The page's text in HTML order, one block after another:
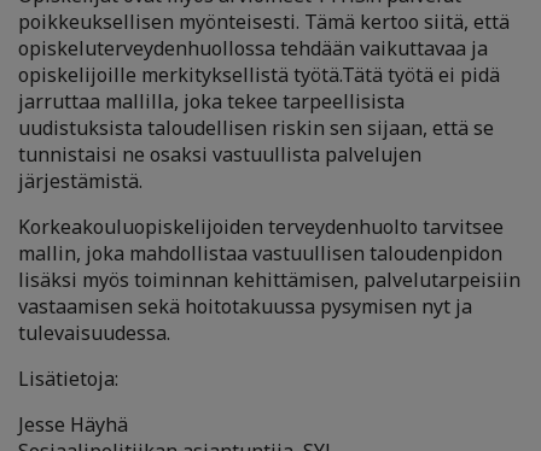
poikkeuksellisen myönteisesti. Tämä kertoo siitä, että
opiskeluterveydenhuollossa tehdään vaikuttavaa ja
opiskelijoille merkityksellistä työtä.Tätä työtä ei pidä
jarruttaa mallilla, joka tekee tarpeellisista
uudistuksista taloudellisen riskin sen sijaan, että se
tunnistaisi ne osaksi vastuullista palvelujen
järjestämistä.
Korkeakouluopiskelijoiden terveydenhuolto tarvitsee
mallin, joka mahdollistaa vastuullisen taloudenpidon
lisäksi myös toiminnan kehittämisen, palvelutarpeisiin
vastaamisen sekä hoitotakuussa pysymisen nyt ja
tulevaisuudessa.
Lisätietoja:
Jesse Häyhä